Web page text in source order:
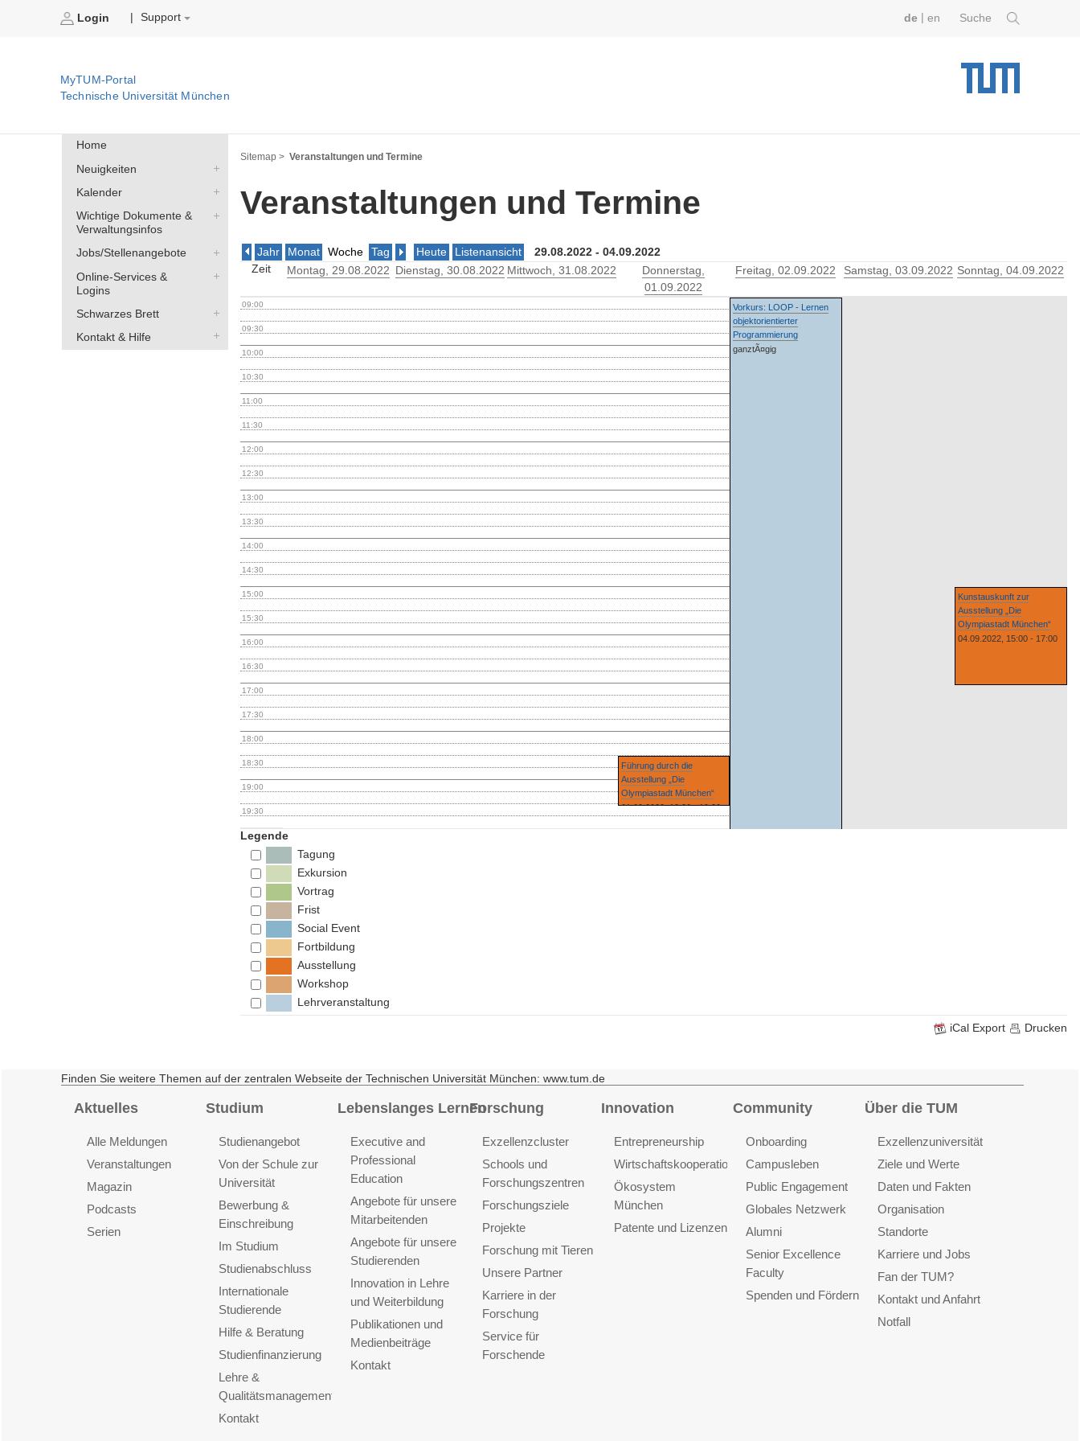
Login Support Suche
de en
MyTUM-Portal
Technische Universität München
Home
Neuigkeiten
Kalender
Wichtige Dokumente &
Verwaltungsinfos
Jobs/Stellenangebote
Online-Services &
Logins
Schwarzes Brett
Kontakt & Hilfe
Sitemap > Veranstaltungen und Termine
Veranstaltungen und Termine
Jahr Monat Woche Tag Heute Listenansicht
29.08.2022 - 04.09.2022
Zeit
Montag , 29.08.2022 Dienstag , 30.08.2022 Mittwoch , 31.08.2022 Donnerstag
01.09.2022
Freitag , 02.09.2022 Samstag , 03.09.2022 Sonntag , 04.09.2022
09:00
09:30
10:00
10:30
11:00
11:30
12:00
12:30
13:00
13:30
14:00
14:30
15:00
15:30
16:00
16:30
17:00
17:30
18:00
18:30
19:00
19:30
Führung durch die
Ausstellung „Die
Olympiastadt München“
01.09.2022, 18:30 - 19:30
Vorkurs: LOOP - Lernen
objektorientierter
Programmierung
ganztÃ¤gig
Kunstauskunft zur
Ausstellung „Die
Olympiastadt München“
04.09.2022, 15:00 - 17:00
Legende
Tagung
Exkursion
Vortrag
Frist
Social Event
Fortbildung
Ausstellung
Workshop
Lehrveranstaltung
iCal Export Drucken
Finden Sie weitere Themen auf der zentralen Webseite der Technischen Universität München: www.tum.de
Aktuelles
Alle Meldungen
Veranstaltungen
Magazin
Podcasts
Serien
Studium
Studienangebot
Von der Schule zur
Universität
Bewerbung &
Einschreibung
Im Studium
Studienabschluss
Internationale
Studierende
Hilfe & Beratung
Studienfinanzierung
Lehre &
Qualitätsmanagement
Kontakt
Lebenslanges Lernen
Executive and
Professional
Education
Angebote für unsere
Mitarbeitenden
Angebote für unsere
Studierenden
Innovation in Lehre
und Weiterbildung
Publikationen und
Medienbeiträge
Kontakt
Forschung
Exzellenzcluster
Schools und
Forschungszentren
Forschungsziele
Projekte
Forschung mit Tieren
Unsere Partner
Karriere in der
Forschung
Service für
Forschende
Innovation
Entrepreneurship
Wirtschaftskooperationen
Ökosystem
München
Patente und Lizenzen
Community
Onboarding
Campusleben
Public Engagement
Globales Netzwerk
Alumni
Senior Excellence
Faculty
Spenden und Fördern
Über die TUM
Exzellenzuniversität
Ziele und Werte
Daten und Fakten
Organisation
Standorte
Karriere und Jobs
Fan der TUM?
Kontakt und Anfahrt
Notfall